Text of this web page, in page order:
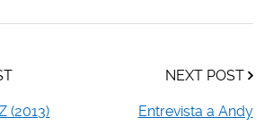
(2013)
NEXT POST
Entrevista a Andy